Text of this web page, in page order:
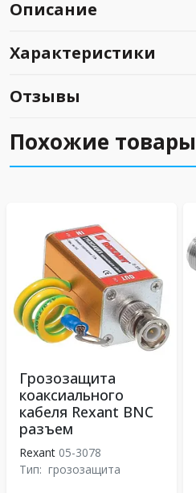
Описание
Характеристики
Отзывы
Похожие товары
Грозозащита
коаксиального
кабеля Rexant BNC
разъем
Rexant 05-3078
Тип: грозозащита